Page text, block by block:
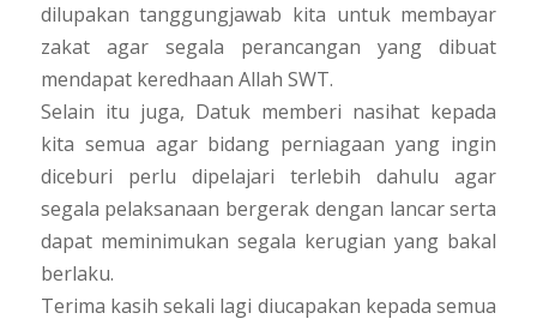
dilupakan tanggungjawab kita untuk membayar
zakat agar segala perancangan yang dibuat
mendapat keredhaan Allah SWT.
Selain itu juga, Datuk memberi nasihat kepada
kita semua agar bidang perniagaan yang ingin
diceburi perlu dipelajari terlebih dahulu agar
segala pelaksanaan bergerak dengan lancar serta
dapat meminimukan segala kerugian yang bakal
berlaku.
Terima kasih sekali lagi diucapakan kepada semua